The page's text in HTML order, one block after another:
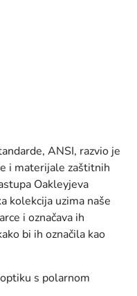
ANSI, razvio je
i materijale zaštitnih
Oakleyjeva
kolekcija uzima naše
i označava ih
bi ih označila kao
s polarnom